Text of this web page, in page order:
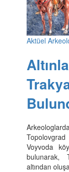
Aktüel
Voyvoda
bulunarak,
altından